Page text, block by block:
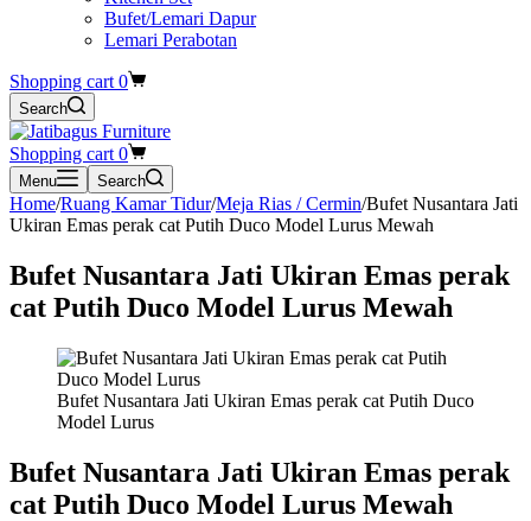
Bufet/Lemari Dapur
Lemari Perabotan
Shopping cart 0
Search
Shopping cart 0
Menu Search
Home/Ruang Kamar Tidur/Meja Rias / Cermin/Bufet Nusantara Jati
Ukiran Emas perak cat Putih Duco Model Lurus Mewah
Bufet Nusantara Jati Ukiran Emas perak
cat Putih Duco Model Lurus Mewah
Bufet Nusantara Jati Ukiran Emas perak cat Putih Duco
Model Lurus
Bufet Nusantara Jati Ukiran Emas perak
cat Putih Duco Model Lurus Mewah